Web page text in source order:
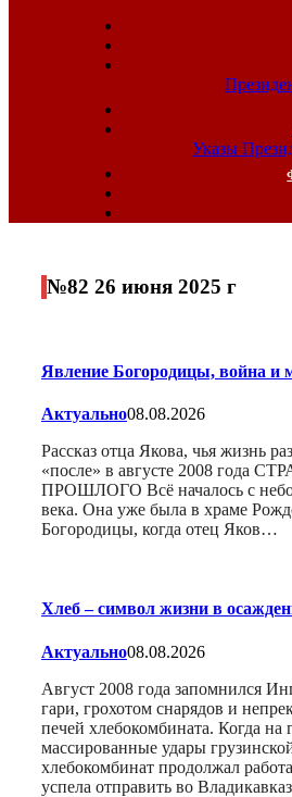
Указы
№82 26 июня 2025 г
Явление Богородицы, война и
Актуально08.08.2026
Рассказ отца Якова, чья жизнь
«после» в августе 2008 года
ПРОШЛОГО Всё началось с
века. Она уже была в храме
Богородицы, когда отец Яков…
Хлеб – символ жизни в
Актуально08.08.2026
Август 2008 года запомнился
гари, грохотом снарядов и
печей хлебокомбината. Когда на
массированные удары
хлебокомбинат продолжал
успела отправить во